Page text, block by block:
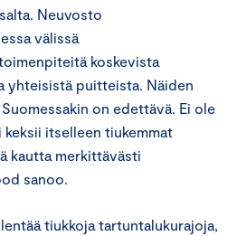
Neuvosto
välissä
koskevista
yhteisistä puitteista. Näiden
on edettävä. Ei ole
itselleen tiukemmat
kautta merkittävästi
sanoo.
tiukkoja tartuntalukurajoja,